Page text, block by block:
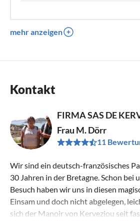
mehr anzeigen
Kontakt
FIRMA SAS DE
Frau M. Dörr
11
Wir sind ein deutsch-französisches
30 Jahren in der Bretagne. Schon bei
Besuch haben wir uns in diesen
Einsam und doch nicht abgelegen,
sich der Manoir von Kerveziou seit